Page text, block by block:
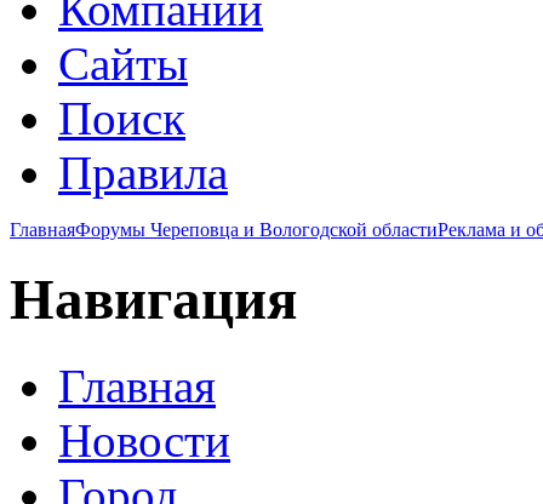
Сайты
Поиск
Правила
ГлавнаяФорумы Череповца и Вологодской областиРеклама и
Навигация
Главная
Новости